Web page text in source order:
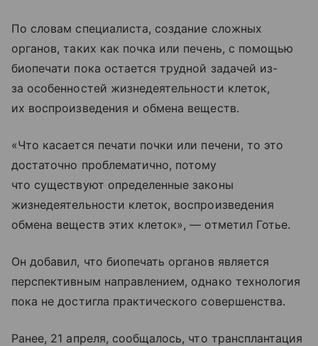
По словам специалиста, создание сложных
органов, таких как почка или печень, с помощью
биопечати пока остается трудной задачей из-
за особенностей жизнедеятельности клеток,
их воспроизведения и обмена веществ.
«Что касается печати почки или печени, то это
достаточно проблематично, потому
что существуют определенные законы
жизнедеятельности клеток, воспроизведения
обмена веществ этих клеток», — отметил Готье.
Он добавил, что биопечать органов является
перспективным направлением, однако технология
пока не достигла практического совершенства.
Ранее, 21 апреля, сообщалось, что трансплантация